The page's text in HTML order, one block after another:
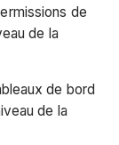
de
de la
de bord
de la